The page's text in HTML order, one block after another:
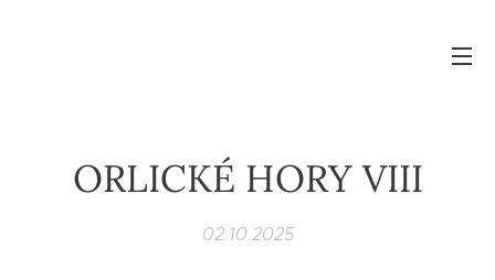
ORLICKÉ HORY VIII
02.10.2025